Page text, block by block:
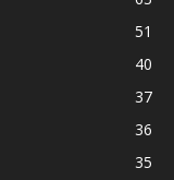
51
40
37
36
35